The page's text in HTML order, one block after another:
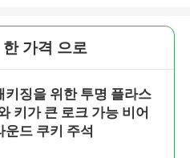
가격 으로
키징을 위한 투명 플라스
키가 큰 로크 가능 비어
운드 쿠키 주석